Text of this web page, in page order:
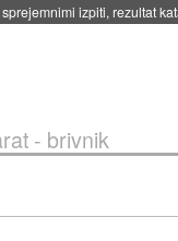
raketo za večkratno
- brivnik